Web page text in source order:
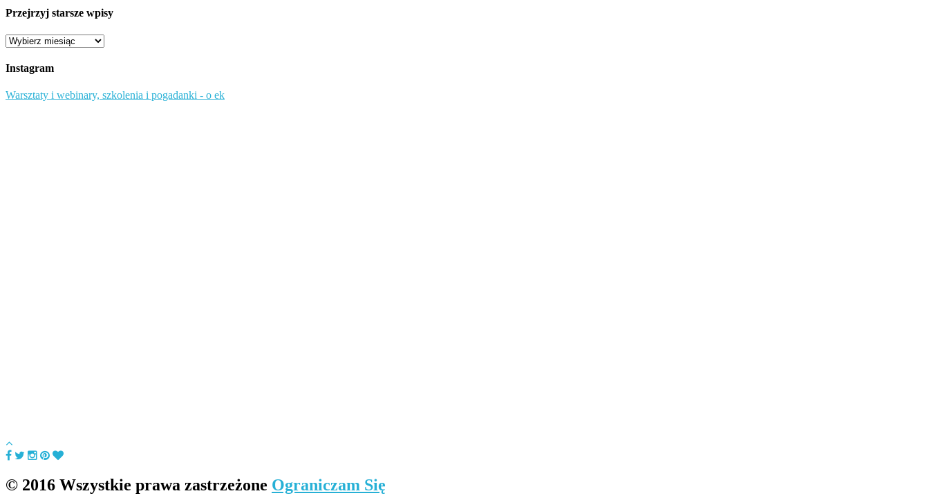
Przejrzyj starsze wpisy
Przejrzyj
wpisy
Instagram
Warsztaty i webinary, szkolenia i pogadanki - o ek
© 2016 Wszystkie prawa zastrzeżone Ograniczam Się